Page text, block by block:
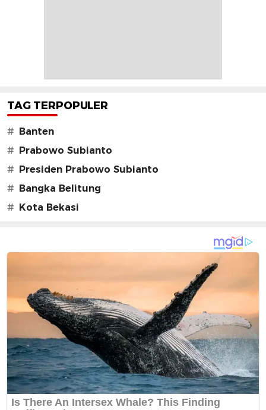
TAG TERPOPULER
# Banten
# Prabowo Subianto
# Presiden Prabowo Subianto
# Bangka Belitung
# Kota Bekasi